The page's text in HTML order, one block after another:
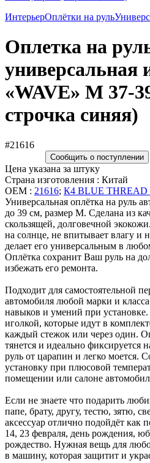
ИнтерьерОплётки на руль
Оплетка на
универсальная
«WAVE» М 37-
строчка синяя)
#21616
Сообщить о поступлении
Цена указана за штуку
Страна изготовления : Китай
OEM : 21616; К4 BLUE
Универсальная оплётка на руль
до 39 см, размер М. Сделана из
скользящей, долговечной
на солнце, не впитывает влагу и
делает его универсальным в
Оплётка сохранит Ваш руль на
избежать его ремонта.
Подходит для самостоятельной
автомобиля любой марки и
навыков и умений при
иголкой, которые идут в
каждый стежок или через один.
тянется и идеально фиксируется
руль от царапин и легко моется.
установку при плюсовой
помещении или салоне
Если не знаете что подарить
папе, брату, другу, тестю, зятю,
аксессуар отлично подойдёт как
14, 23 февраля, день рождения,
рождество. Нужная вещь для
в машину, которая защитит и